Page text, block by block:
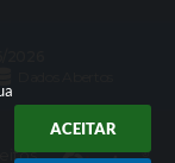
ACEITAR
2026